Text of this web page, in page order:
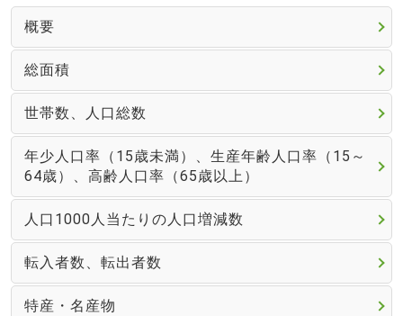
概要
総面積
世帯数、人口総数
年少人口率（15歳未満）、生産年齢人口率（15～
64歳）、高齢人口率（65歳以上）
人口1000人当たりの人口増減数
転入者数、転出者数
特産・名産物